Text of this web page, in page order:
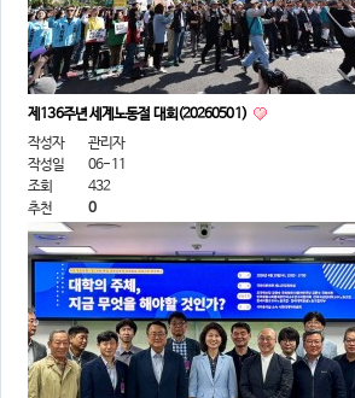
제136주년 세계노동절 대회(20260501)
작성자
관리자
작성일
06-11
조회
432
추천
0